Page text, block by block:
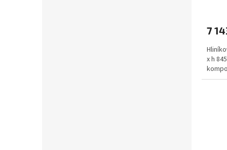
7
x h